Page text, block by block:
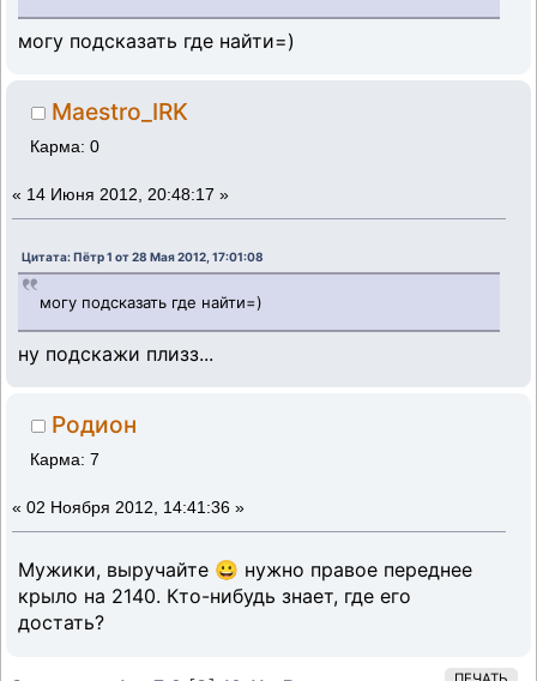
могу подсказать где найти=)
Maestro_IRK
Карма: 0
« 14 Июня 2012, 20:48:17 »
Цитата: Пётр 1 от 28 Мая 2012, 17:01:08
могу подсказать где найти=)
ну подскажи плизз...
Родион
Карма: 7
« 02 Ноября 2012, 14:41:36 »
Мужики, выручайте 😀 нужно правое переднее
крыло на 2140. Кто-нибудь знает, где его
достать?